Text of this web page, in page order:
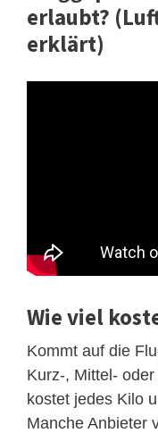
erlaubt?
erklärt)
Wie viel
Kommt auf die
Kurz-, Mittel-
kostet jedes Kilo
Manche Anbieter